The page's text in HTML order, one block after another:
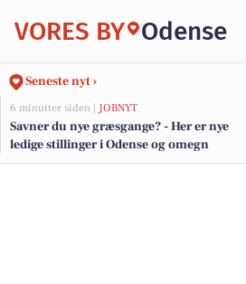
VORES BY Odense
Seneste nyt ›
6 minutter siden | JOBNYT
Savner du nye græsgange? - Her er nye
ledige stillinger i Odense og omegn